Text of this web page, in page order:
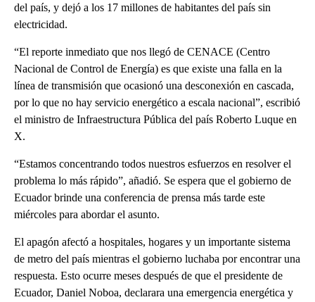
del país, y dejó a los 17 millones de habitantes del país sin
electricidad.
“El reporte inmediato que nos llegó de CENACE (Centro
Nacional de Control de Energía) es que existe una falla en la
línea de transmisión que ocasionó una desconexión en cascada,
por lo que no hay servicio energético a escala nacional”, escribió
el ministro de Infraestructura Pública del país Roberto Luque en
X.
“Estamos concentrando todos nuestros esfuerzos en resolver el
problema lo más rápido”, añadió. Se espera que el gobierno de
Ecuador brinde una conferencia de prensa más tarde este
miércoles para abordar el asunto.
El apagón afectó a hospitales, hogares y un importante sistema
de metro del país mientras el gobierno luchaba por encontrar una
respuesta. Esto ocurre meses después de que el presidente de
Ecuador, Daniel Noboa, declarara una emergencia energética y